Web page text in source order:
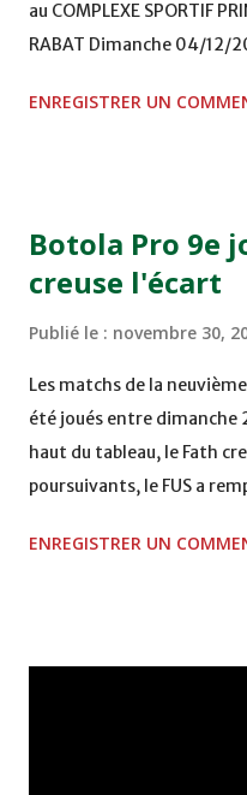
au COMPLEXE SPORTIF
RABAT Dimanche 04/12/
TERRAIN EL ABDI - EL
Mardi 06/12/2011 15H00
DE FES - FES WAC - MAS
ENREGISTRER UN
Botola Pro 9e
creuse l'écart
Publié le : novembre 30,
Les matchs de la
été joués entre dimanche
haut du tableau, le Fath
poursuivants, le FUS a
2, Badr Kachani a ouvert
ENREGISTRER UN